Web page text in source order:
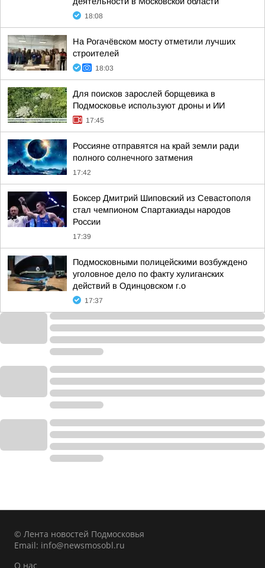
18:08
На Рогачёвском мосту отметили лучших
строителей
18:03
Для поисков зарослей борщевика в
Подмосковье используют дроны и ИИ
17:45
Россияне отправятся на край земли ради
полного солнечного затмения
17:42
Боксер Дмитрий Шиповский из Севастополя
стал чемпионом Спартакиады народов
России
17:39
Подмосковными полицейскими возбуждено
уголовное дело по факту хулиганских
действий в Одинцовском г.о
17:37
© Лента новостей Подмосковья
Email: info@newsmosobl.ru
О нас